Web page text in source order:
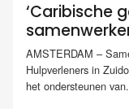
‘Caribische
AMSTERDAM –
Hulpverleners in
het ondersteunen